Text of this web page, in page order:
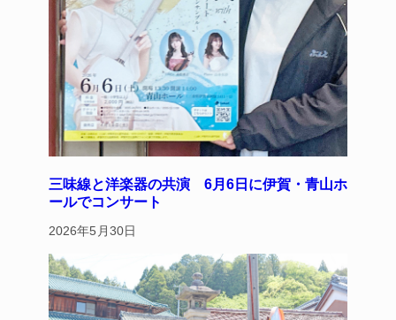
三味線と洋楽器の共演 6月6日に伊賀・青山ホ
ールでコンサート
2026年5月30日